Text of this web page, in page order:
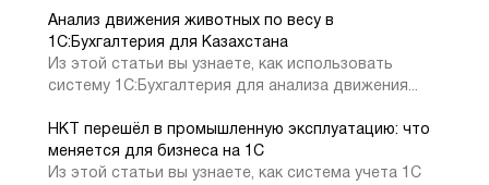
деректер түрі немесе «script» түрі бар опциялар болады
және оларда «string» Шығыс түрі болады. Сонымен
қатар, операция параметрдің ішінде болған белгілі бір
сценарий кодын іске қосады және JSON-ді нәтиже
айнымалысы бойынша сериялау түрінде қайтарады. Бұл
төменде келтірілген:
Анализ движения животных по весу в
1C:Бухгалтерия для Казахстана
Из этой статьи вы узнаете, как использовать
систему 1С:Бухгалтерия для анализа движения...
НКТ перешёл в промышленную эксплуатацию: что
меняется для бизнеса на 1С
Из этой статьи вы узнаете, как система учета 1С